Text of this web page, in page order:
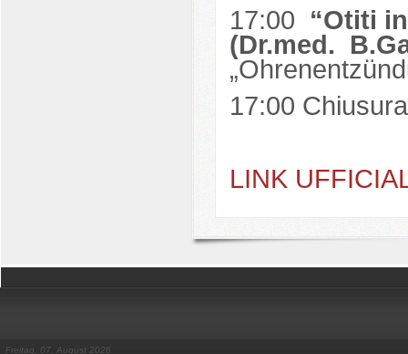
17:00 “Otiti
(Dr.med.
17:00
LINK
Freitag, 07. August 2026